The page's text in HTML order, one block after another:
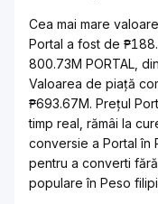
Cea mai mare
Portal a fost de
800.73M PORTAL,
Valoarea de piață
₱693.67M. Prețul
timp real, rămâi la
conversie a Portal în
pentru a converti
populare în Peso